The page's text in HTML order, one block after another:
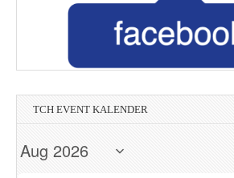
TCH EVENT KALENDER